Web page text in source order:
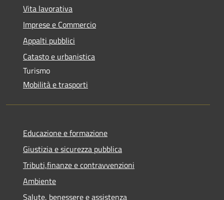
Vita lavorativa
Imprese e Commercio
Appalti pubblici
Catasto e urbanistica
Turismo
Mobilità e trasporti
Educazione e formazione
Giustizia e sicurezza pubblica
Tributi,finanze e contravvenzioni
Ambiente
Salute, benessere e assistenza